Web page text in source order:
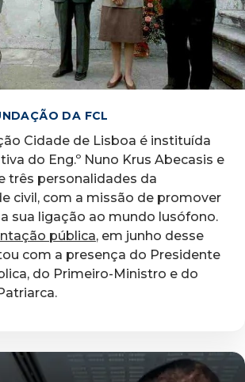
DA FCL
Cidade de Lisboa é instituída
do Eng.º Nuno Krus Abecasis e
três personalidades da
civil, com a missão de promover
sua ligação ao mundo lusófono.
pública, em junho desse
com a presença do Presidente
do Primeiro-Ministro e do
.